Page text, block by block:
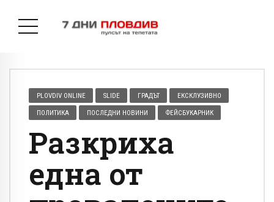
PLOVDIV ONLINE SLIDE ГРАДЪТ ЕКСКЛУЗИВНО
ПОЛИТИКА ПОСЛЕДНИ НОВИНИ ФЕЙСБУКАРНИК
Разкриха
една от